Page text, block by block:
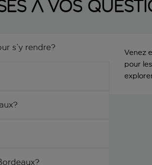
à vos
s’y rendre?
Venez
pour